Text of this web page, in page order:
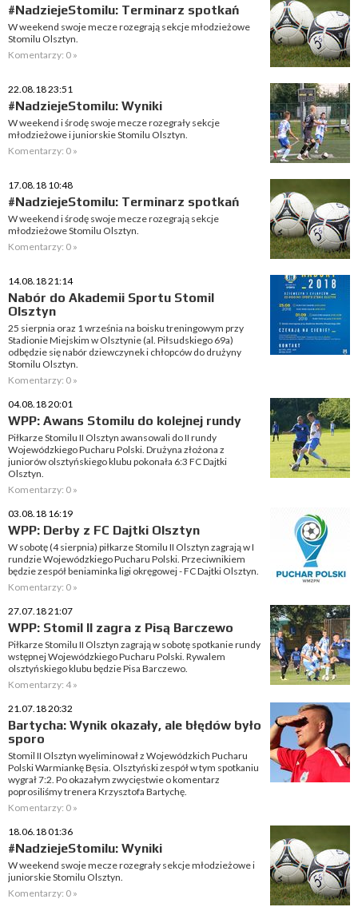
#NadziejeStomilu: Terminarz spotkań
W weekend swoje mecze rozegrają sekcje młodzieżowe
Stomilu Olsztyn.
Komentarzy: 0 »
22.08.18 23:51
#NadziejeStomilu: Wyniki
W weekend i środę swoje mecze rozegrały sekcje
młodzieżowe i juniorskie Stomilu Olsztyn.
Komentarzy: 0 »
17.08.18 10:48
#NadziejeStomilu: Terminarz spotkań
W weekend i środę swoje mecze rozegrają sekcje
młodzieżowe Stomilu Olsztyn.
Komentarzy: 0 »
14.08.18 21:14
Nabór do Akademii Sportu Stomil
Olsztyn
25 sierpnia oraz 1 września na boisku treningowym przy
Stadionie Miejskim w Olsztynie (al. Piłsudskiego 69a)
odbędzie się nabór dziewczynek i chłopców do drużyny
Stomilu Olsztyn.
Komentarzy: 0 »
04.08.18 20:01
WPP: Awans Stomilu do kolejnej rundy
Piłkarze Stomilu II Olsztyn awansowali do II rundy
Wojewódzkiego Pucharu Polski. Drużyna złożona z
juniorów olsztyńskiego klubu pokonała 6:3 FC Dajtki
Olsztyn.
Komentarzy: 0 »
03.08.18 16:19
WPP: Derby z FC Dajtki Olsztyn
W sobotę (4 sierpnia) piłkarze Stomilu II Olsztyn zagrają w I
rundzie Wojewódzkiego Pucharu Polski. Przeciwnikiem
będzie zespół beniaminka ligi okręgowej - FC Dajtki Olsztyn.
Komentarzy: 0 »
27.07.18 21:07
WPP: Stomil II zagra z Pisą Barczewo
Piłkarze Stomilu II Olsztyn zagrają w sobotę spotkanie rundy
wstępnej Wojewódzkiego Pucharu Polski. Rywalem
olsztyńskiego klubu będzie Pisa Barczewo.
Komentarzy: 4 »
21.07.18 20:32
Bartycha: Wynik okazały, ale błędów było
sporo
Stomil II Olsztyn wyeliminował z Wojewódzkich Pucharu
Polski Warmiankę Bęsia. Olsztyński zespół w tym spotkaniu
wygrał 7:2. Po okazałym zwycięstwie o komentarz
poprosiliśmy trenera Krzysztofa Bartychę.
Komentarzy: 0 »
18.06.18 01:36
#NadziejeStomilu: Wyniki
W weekend swoje mecze rozegrały sekcje młodzieżowe i
juniorskie Stomilu Olsztyn.
Komentarzy: 0 »